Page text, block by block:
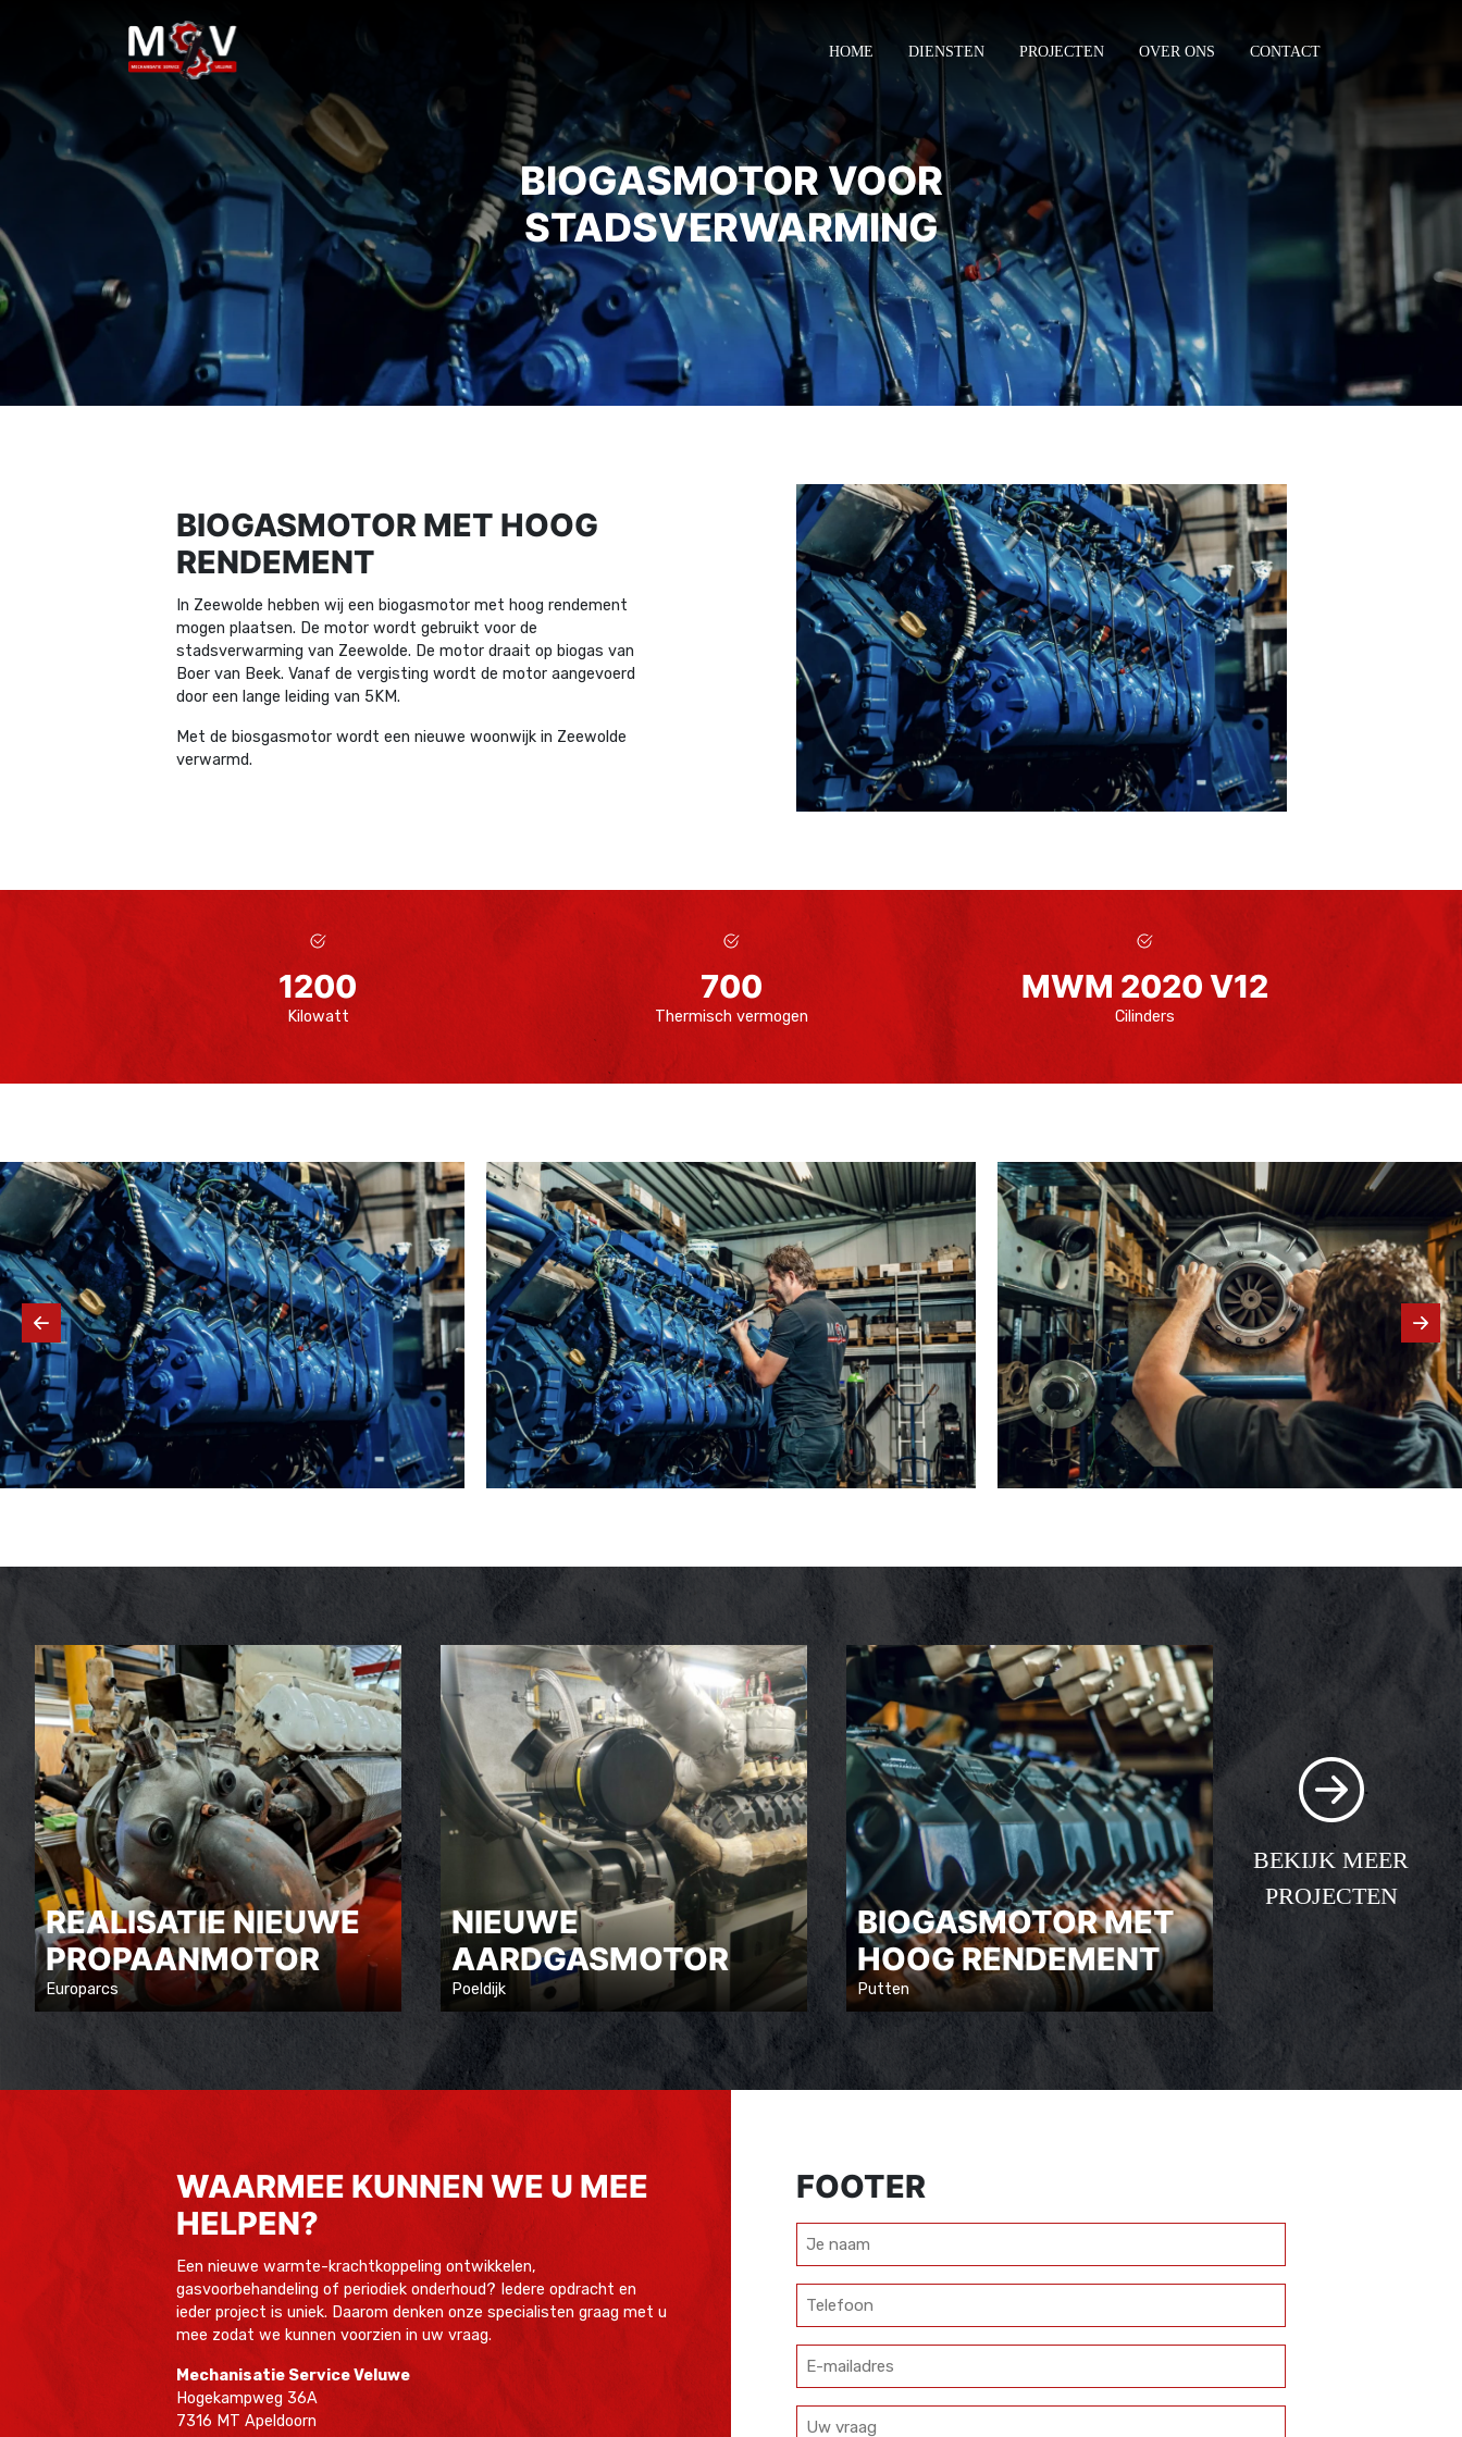
HOME DIENSTEN PROJECTEN OVER ONS CONTACT
BIOGASMOTOR VOOR
STADSVERWARMING
BIOGASMOTOR MET HOOG
RENDEMENT
In Zeewolde hebben wij een biogasmotor met hoog rendement
mogen plaatsen. De motor wordt gebruikt voor de
stadsverwarming van Zeewolde. De motor draait op biogas van
Boer van Beek. Vanaf de vergisting wordt de motor aangevoerd
door een lange leiding van 5KM.
Met de biosgasmotor wordt een nieuwe woonwijk in Zeewolde
verwarmd.
1200
Kilowatt
700
Thermisch vermogen
MWM 2020 V12
Cilinders
REALISATIE NIEUWE
PROPAANMOTOR
Europarcs
NIEUWE
AARDGASMOTOR
Poeldijk
BIOGASMOTOR MET
HOOG RENDEMENT
Putten
BEKIJK MEER
PROJECTEN
WAARMEE KUNNEN WE U MEE
HELPEN?
Een nieuwe warmte-krachtkoppeling ontwikkelen,
gasvoorbehandeling of periodiek onderhoud? Iedere opdracht en
ieder project is uniek. Daarom denken onze specialisten graag met u
mee zodat we kunnen voorzien in uw vraag.
Mechanisatie Service Veluwe
Hogekampweg 36A
7316 MT Apeldoorn
FOOTER
Je
naam
Telefoon
E-
mailadres
Uw